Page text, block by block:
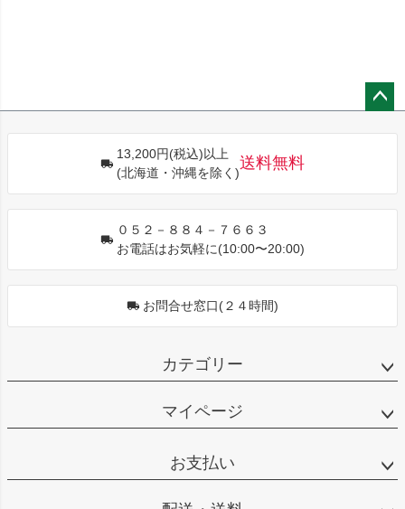
13,200円(税込)以上
(北海道・沖縄を除く)
送料無料
０５２－８８４－７６６３
お電話はお気軽に(10:00〜20:00)
お問合せ窓口(２４時間)
カテゴリー
マイページ
お支払い